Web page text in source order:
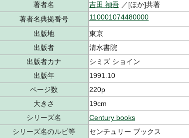
著者名
吉田 禎吾 ／[ほか]共著
著者名典拠番号
110001074480000
出版地
東京
出版者
清水書院
出版者カナ
シミズ ショイン
出版年
1991.10
ページ数
220p
大きさ
19cm
シリーズ名
Century books
シリーズ名のルビ等
センチュリー ブックス